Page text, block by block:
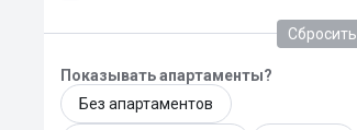
Сбросить
Показывать апартаменты?
Без апартаментов